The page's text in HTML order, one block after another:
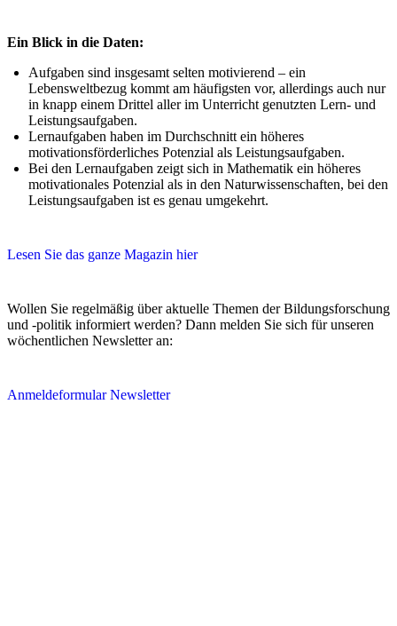
Ein Blick in die Daten:
Aufgaben sind insgesamt selten motivierend – ein
Lebensweltbezug kommt am häufigsten vor, allerdings auch nur
in knapp einem Drittel aller im Unterricht genutzten Lern- und
Leistungsaufgaben.
Lernaufgaben haben im Durchschnitt ein höheres
motivationsförderliches Potenzial als Leistungsaufgaben.
Bei den Lernaufgaben zeigt sich in Mathematik ein höheres
motivationales Potenzial als in den Naturwissenschaften, bei den
Leistungsaufgaben ist es genau umgekehrt.
Lesen Sie das ganze Magazin hier
Wollen Sie regelmäßig über aktuelle Themen der Bildungsforschung
und -politik informiert werden? Dann melden Sie sich für unseren
wöchentlichen Newsletter an:
Anmeldeformular Newsletter